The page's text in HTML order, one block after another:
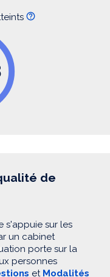
de
s'appuie sur les
un cabinet
porte sur la
personnes
et Modalités